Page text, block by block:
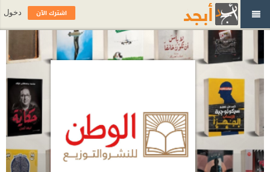
اشترك الآن دخول